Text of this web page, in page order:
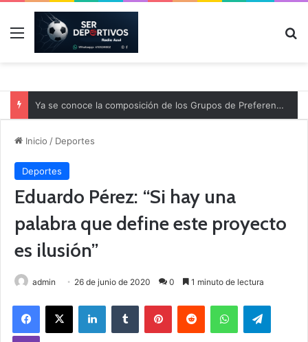
Menú
Ya se conoce la composición de los Grupos de Preferente y el calendario
Inicio / Deportes
Deportes
Eduardo Pérez: “Si hay una
palabra que define este proyecto
es ilusión”
admin 26 de junio de 2020 0 1 minuto de lectura